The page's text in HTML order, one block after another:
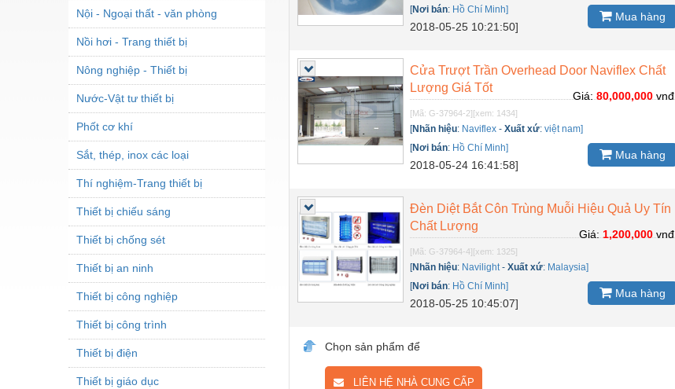
Nội - Ngoại thất - văn phòng
Nồi hơi - Trang thiết bị
Nông nghiệp - Thiết bị
Nước-Vật tư thiết bị
Phốt cơ khí
Sắt, thép, inox các loại
Thí nghiệm-Trang thiết bị
Thiết bị chiếu sáng
Thiết bị chống sét
Thiết bị an ninh
Thiết bị công nghiệp
Thiết bị công trình
Thiết bị điện
Thiết bị giáo dục
[Nơi bán: Hồ Chí Minh]
2018-05-25 10:21:50]
Mua hàng
Cửa Trượt Trần Overhead Door Naviflex Chất
Lượng Giá Tốt
[Mã: G-37964-2][xem: 1434]
[Nhãn hiệu: Naviflex -Xuất xứ:việt nam]
[Nơi bán: Hồ Chí Minh]
2018-05-24 16:41:58]
Giá: 80,000,000vnđ
Mua hàng
Đèn Diệt Bắt Côn Trùng Muỗi Hiệu Quả Uy Tín
Chất Lượng
[Mã: G-37964-4][xem: 1325]
[Nhãn hiệu: Navilight -Xuất xứ: Malaysia]
[Nơi bán: Hồ Chí Minh]
2018-05-25 10:45:07]
Giá: 1,200,000vnđ
Mua hàng
Chọn sản phẩm để
LIÊN HỆ NHÀ CUNG CẤP